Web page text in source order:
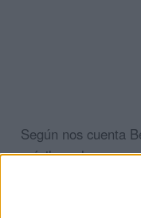
Según nos cuenta
móvil que he
trabajar el género
nombres y